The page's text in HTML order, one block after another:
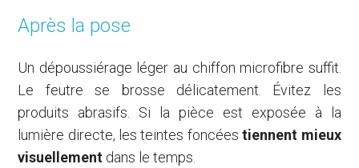
Après la pose
Un dépoussiérage léger au chiffon microfibre suffit.
Le feutre se brosse délicatement. Évitez les
produits abrasifs. Si la pièce est exposée à la
lumière directe, les teintes foncéestiennent mieux
visuellement dans le temps.